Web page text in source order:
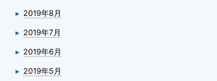
2019年8月
2019年7月
2019年6月
2019年5月